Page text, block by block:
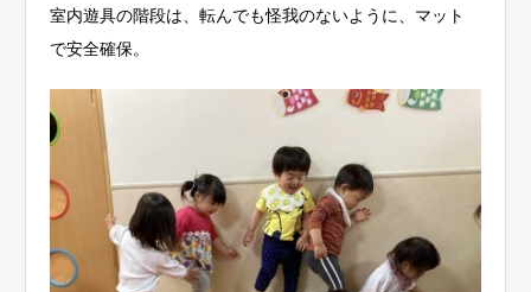
室内遊具の階段は、転んでも怪我のないように、マット
で安全確保。